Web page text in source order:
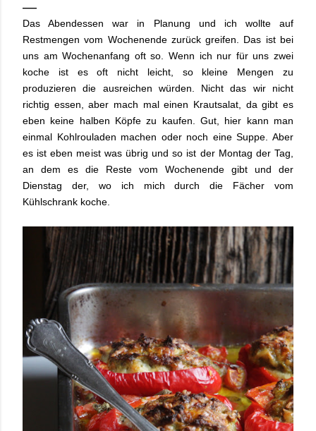
Das Abendessen war in Planung und ich wollte auf
Restmengen vom Wochenende zurück greifen. Das ist bei
uns am Wochenanfang oft so. Wenn ich nur für uns zwei
koche ist es oft nicht leicht, so kleine Mengen zu
produzieren die ausreichen würden. Nicht das wir nicht
richtig essen, aber mach mal einen Krautsalat, da gibt es
eben keine halben Köpfe zu kaufen. Gut, hier kann man
einmal Kohlrouladen machen oder noch eine Suppe. Aber
es ist eben meist was übrig und so ist der Montag der Tag,
an dem es die Reste vom Wochenende gibt und der
Dienstag der, wo ich mich durch die Fächer vom
Kühlschrank koche.